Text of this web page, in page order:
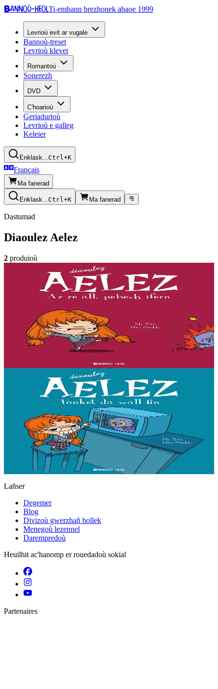
Bannoù-heolTi-embann brezhonek abaoe 1999
Levrioù evit ar vugale
Bannoù-treset
Levrioù klevet
Romantoù
Sonerezh
DVD
C'hoarioù
Geriadurioù
Levrioù e galleg
Keleier
Enklask...Ctrl+K
Français
Ma fanerad
Enklask...Ctrl+K Ma fanerad
Dastumad
Diaoulez Aelez
2 produioù
Ar re all, pebezh ifern
« Evit lakaat ma zud da dreiñ sot, boureviañ ma c’hazh droch,
stourm a-enep Jadenn hag he mignonezed pe frailhañ kalon Jafrez...
em bez atav mennozhioù dedennus !...
11,50 €
Tonket da wall fin
« Evit lakaat ma zud da dreiñ sot, boureviañ ma c’hazh droch,
stourm a-enep Jadenn hag he mignonezed pe frailhañ kalon Jafrez...
em bez atav mennozhioù dedennus !...
11,50 €
Prenañ
Lañser
Degemer
Blog
Divizoù gwerzhañ hollek
Menegoù lezennel
Darempredoù
Heuilhit ac'hanomp er rouedadoù sokial
Partenaires